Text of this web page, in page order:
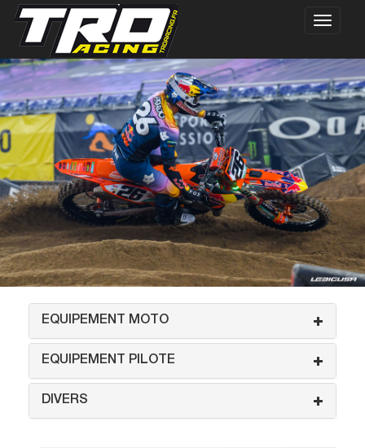
EQUIPEMENT MOTO
EQUIPEMENT PILOTE
DIVERS